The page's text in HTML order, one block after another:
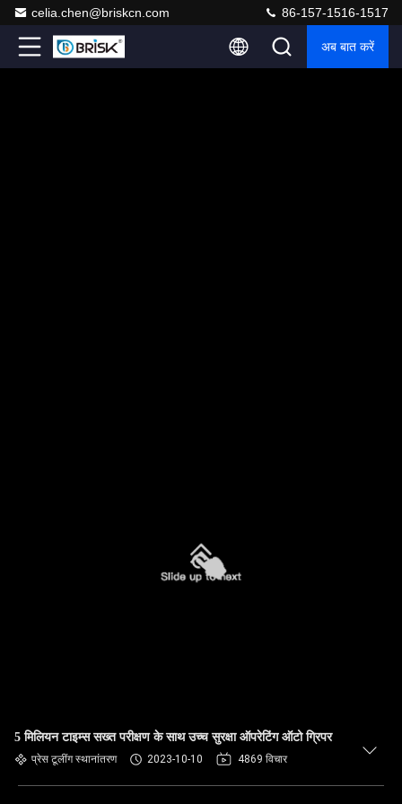
celia.chen@briskcn.com 86-157-1516-1517
अब बात करें
5 मिलियन टाइम्स सख्त परीक्षण के साथ उच्च सुरक्षा ऑपरेटिंग ऑटो ग्रिपर
प्रेस टूलींग स्थानांतरण 2023-10-10 4869 विचार